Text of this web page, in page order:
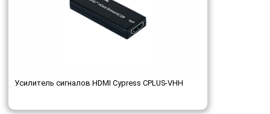
Усилитель сигналов HDMI Cypress CPLUS-VHH